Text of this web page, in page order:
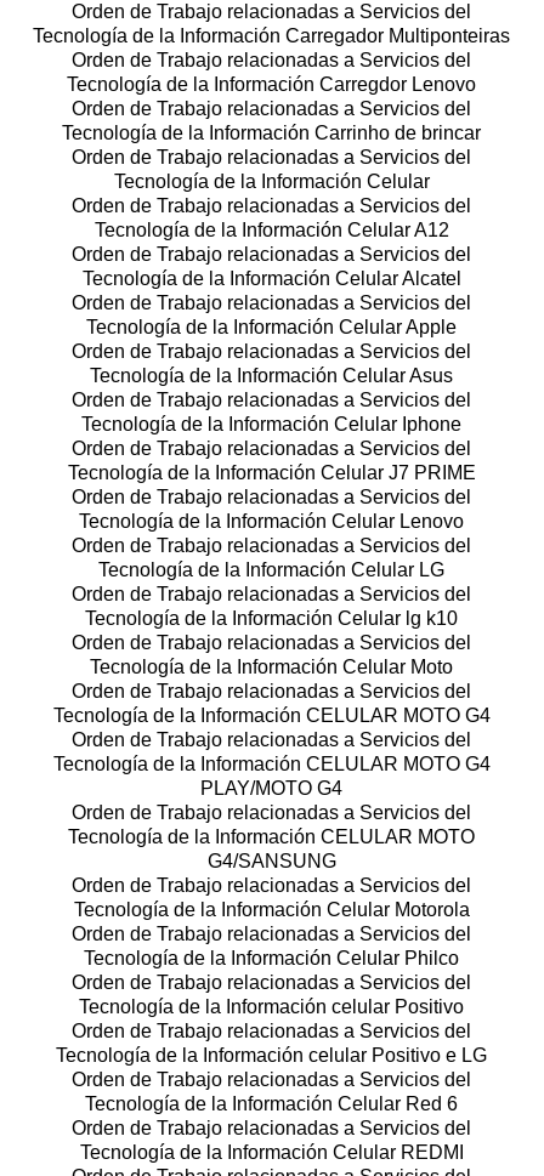
Orden de Trabajo relacionadas a Servicios del
Tecnología de la Información Carregador Multiponteiras
Orden de Trabajo relacionadas a Servicios del
Tecnología de la Información Carregdor Lenovo
Orden de Trabajo relacionadas a Servicios del
Tecnología de la Información Carrinho de brincar
Orden de Trabajo relacionadas a Servicios del
Tecnología de la Información Celular
Orden de Trabajo relacionadas a Servicios del
Tecnología de la Información Celular A12
Orden de Trabajo relacionadas a Servicios del
Tecnología de la Información Celular Alcatel
Orden de Trabajo relacionadas a Servicios del
Tecnología de la Información Celular Apple
Orden de Trabajo relacionadas a Servicios del
Tecnología de la Información Celular Asus
Orden de Trabajo relacionadas a Servicios del
Tecnología de la Información Celular Iphone
Orden de Trabajo relacionadas a Servicios del
Tecnología de la Información Celular J7 PRIME
Orden de Trabajo relacionadas a Servicios del
Tecnología de la Información Celular Lenovo
Orden de Trabajo relacionadas a Servicios del
Tecnología de la Información Celular LG
Orden de Trabajo relacionadas a Servicios del
Tecnología de la Información Celular lg k10
Orden de Trabajo relacionadas a Servicios del
Tecnología de la Información Celular Moto
Orden de Trabajo relacionadas a Servicios del
Tecnología de la Información CELULAR MOTO G4
Orden de Trabajo relacionadas a Servicios del
Tecnología de la Información CELULAR MOTO G4
PLAY/MOTO G4
Orden de Trabajo relacionadas a Servicios del
Tecnología de la Información CELULAR MOTO
G4/SANSUNG
Orden de Trabajo relacionadas a Servicios del
Tecnología de la Información Celular Motorola
Orden de Trabajo relacionadas a Servicios del
Tecnología de la Información Celular Philco
Orden de Trabajo relacionadas a Servicios del
Tecnología de la Información celular Positivo
Orden de Trabajo relacionadas a Servicios del
Tecnología de la Información celular Positivo e LG
Orden de Trabajo relacionadas a Servicios del
Tecnología de la Información Celular Red 6
Orden de Trabajo relacionadas a Servicios del
Tecnología de la Información Celular REDMI